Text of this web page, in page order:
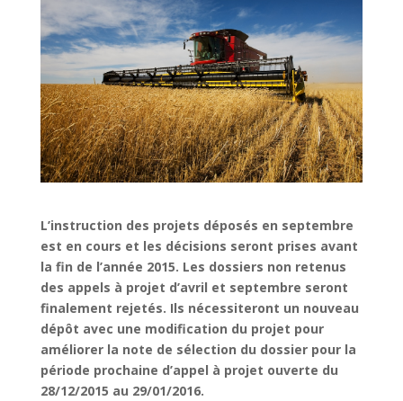
L’instruction des projets déposés en septembre
est en cours et les décisions seront prises avant
la fin de l’année 2015. Les dossiers non retenus
des appels à projet d’avril et septembre seront
finalement rejetés. Ils nécessiteront un nouveau
dépôt avec une modification du projet pour
améliorer la note de sélection du dossier pour la
période prochaine d’appel à projet ouverte du
28/12/2015 au 29/01/2016.